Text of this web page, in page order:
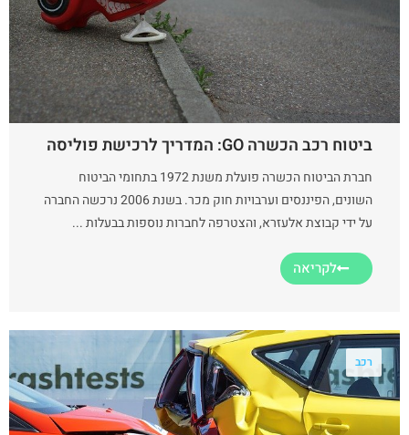
ביטוח רכב הכשרה GO: המדריך לרכישת פוליסה
חברת הביטוח הכשרה פועלת משנת 1972 בתחומי הביטוח
השונים, הפיננסים וערבויות חוק מכר. בשנת 2006 נרכשה החברה
על ידי קבוצת אלעזרא, והצטרפה לחברות נוספות בבעלות ...
לקריאה
רכב